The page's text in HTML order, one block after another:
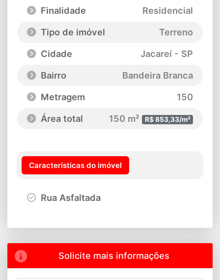
Finalidade
Residencial
Tipo de imóvel
Terreno
Cidade
Jacareí - SP
Bairro
Bandeira Branca
Metragem
150
Área total
150 m² R$ 853,33/m²
Características do imóvel
Rua Asfaltada
Solicite mais informações